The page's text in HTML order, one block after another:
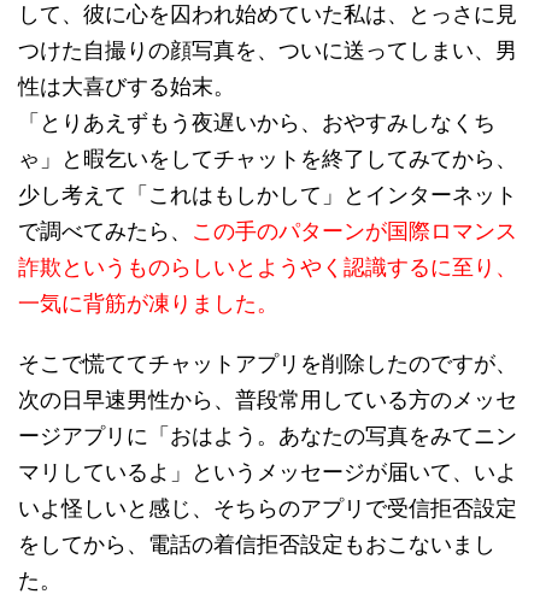
して、彼に心を囚われ始めていた私は、とっさに見
つけた自撮りの顔写真を、ついに送ってしまい、男
性は大喜びする始末。
「とりあえずもう夜遅いから、おやすみしなくち
ゃ」と暇乞いをしてチャットを終了してみてから、
少し考えて「これはもしかして」とインターネット
で調べてみたら、 この手のパターンが国際ロマンス
詐欺というものらしいとようやく認識するに至り、
一気に背筋が凍りました。
そこで慌ててチャットアプリを削除したのですが、
次の日早速男性から、普段常用している方のメッセ
ージアプリに「おはよう。あなたの写真をみてニン
マリしているよ」というメッセージが届いて、いよ
いよ怪しいと感じ、そちらのアプリで受信拒否設定
をしてから、電話の着信拒否設定もおこないまし
た。